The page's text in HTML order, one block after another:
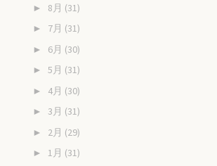
► 8月 (31)
► 7月 (31)
► 6月 (30)
► 5月 (31)
► 4月 (30)
► 3月 (31)
► 2月 (29)
► 1月 (31)